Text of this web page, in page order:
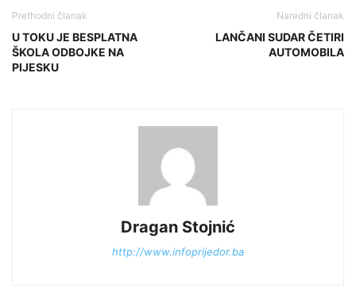
Prethodni članak
U TOKU JE BESPLATNA
ŠKOLA ODBOJKE NA
PIJESKU
Naredni članak
LANČANI SUDAR ČETIRI
AUTOMOBILA
Dragan Stojnić
http://www.infoprijedor.ba